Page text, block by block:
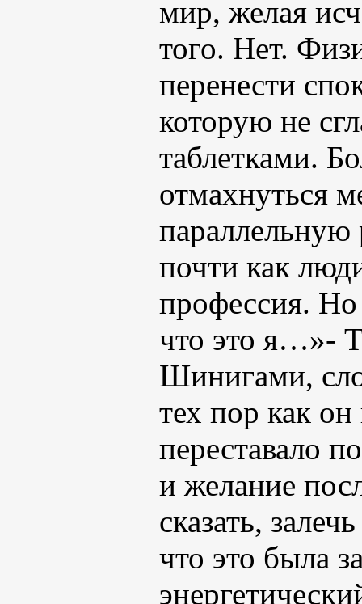
мир, желая
того. Нет.
перенести
которую не
таблетками.
отмахнуться
почти как
профессия.
что это я…»-
Шинигами,
тех пор как
переставало
и желание
сказать,
что это была